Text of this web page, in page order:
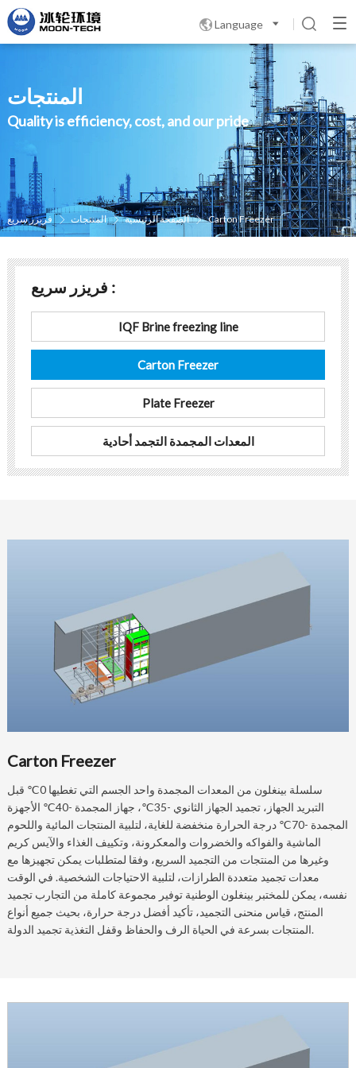
Language 
المنتجات
Quality is efficiency, cost, and our pride
الصفحة الرئيسية  المنتجات  فریزر سریع  Carton Freezer
فریزر سریع :
IQF Brine freezing line
Carton Freezer
Plate Freezer
المعدات المجمدة التجمد أحادية
Carton Freezer
سلسلة بينغلون من المعدات المجمدة واحد الجسم التي تغطيها 0℃ قبل
التبريد الجهاز، تجميد الجهاز الثانوي -35℃، جهاز المجمدة -40℃ الأجهزة
المجمدة -70℃ درجة الحرارة منخفضة للغاية، لتلبية المنتجات المائية واللحوم
الماشية والفواكه والخضروات والمعكرونة، وتكييف الغذاء والآيس كريم
وغيرها من المنتجات من التجميد السريع، وفقا لمتطلبات يمكن تجهيزها مع
معدات تجميد متعددة الطرازات، لتلبية الاحتياجات الشخصية. في الوقت
نفسه، يمكن للمختبر بينغلون الوطنية توفير مجموعة كاملة من التجارب تجميد
المنتج، قياس منحنى التجميد، تأكيد أفضل درجة حرارة، بحيث جميع أنواع
المنتجات بسرعة في الحياة الرف والحفاظ وقفل التغذية تجميد الدولة.